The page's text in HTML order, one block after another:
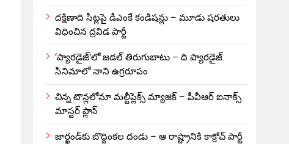
దక్షిణాది సీట్లపై డీఎంకే కండిషన్లు – మూడు షరతులు
విధించిన ద్రవిడ పార్టీ
‘ప్యారడైజ్’లో జడల్ తిరుగుబాటు – ది ప్యారడైజ్
సినిమాలో నాని ఉగ్రరూపం
చిన్న టౌన్లలోనూ మల్టీప్లెక్స్‌ మ్యాజిక్ – పీవీఆర్ ఐనాక్స్
మాస్టర్ ప్లాన్
జార్ఖండ్‌కు బొద్దింకల దండు – ఆ రాష్ట్రానికి కాక్రోచ్ పార్టీ